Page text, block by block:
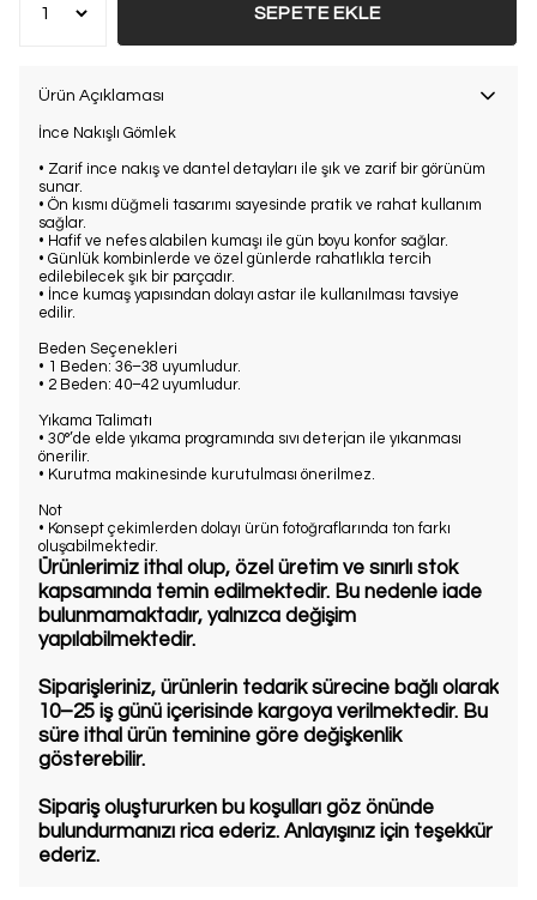
SEPETE EKLE
Ürün Açıklaması
İnce Nakışlı Gömlek
• Zarif ince nakış ve dantel detayları ile şık ve zarif bir görünüm
sunar.
• Ön kısmı düğmeli tasarımı sayesinde pratik ve rahat kullanım
sağlar.
• Hafif ve nefes alabilen kumaşı ile gün boyu konfor sağlar.
• Günlük kombinlerde ve özel günlerde rahatlıkla tercih
edilebilecek şık bir parçadır.
• İnce kumaş yapısından dolayı astar ile kullanılması tavsiye
edilir.
Beden Seçenekleri
• 1 Beden: 36–38 uyumludur.
• 2 Beden: 40–42 uyumludur.
Yıkama Talimatı
• 30°’de elde yıkama programında sıvı deterjan ile yıkanması
önerilir.
• Kurutma makinesinde kurutulması önerilmez.
Not
• Konsept çekimlerden dolayı ürün fotoğraflarında ton farkı
oluşabilmektedir.
Ürünlerimiz ithal olup, özel üretim ve sınırlı stok
kapsamında temin edilmektedir. Bu nedenle iade
bulunmamaktadır, yalnızca değişim
yapılabilmektedir.
Siparişleriniz, ürünlerin tedarik sürecine bağlı olarak
10–25 iş günü içerisinde kargoya verilmektedir. Bu
süre ithal ürün teminine göre değişkenlik
gösterebilir.
Sipariş oluştururken bu koşulları göz önünde
bulundurmanızı rica ederiz. Anlayışınız için teşekkür
ederiz.